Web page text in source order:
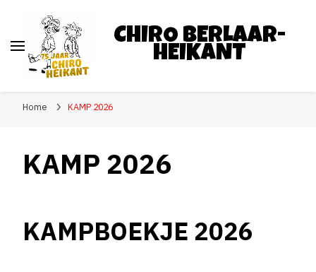
CHIRO BERLAAR-
HEIKANT
Home KAMP 2026
KAMP 2026
KAMPBOEKJE 2026